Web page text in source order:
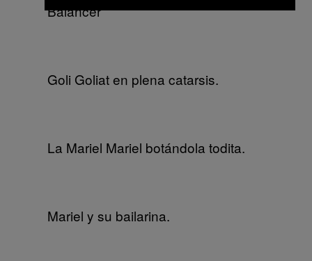
Balancer
Goli Goliat en plena catarsis.
La Mariel Mariel botándola todita.
Mariel y su bailarina.